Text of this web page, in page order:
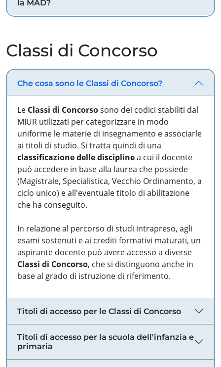
la MAD?
Classi di Concorso
Che cosa sono le Classi di Concorso?
Le Classi di Concorsosono dei codici stabiliti dal
MIUR utilizzati per categorizzare in modo
uniforme le materie di insegnamento e associarle
ai titoli di studio. Si tratta quindi di una
classificazione delle disciplinea cui il docente
può accedere in base alla laurea che possiede
(Magistrale, Specialistica, Vecchio Ordinamento, a
ciclo unico) e all'eventuale titolo di abilitazione
che ha conseguito.
In relazione al percorso di studi intrapreso, agli
esami sostenuti e ai crediti formativi maturati, un
aspirante docente può avere accesso a diverse
Classi di Concorso, che si distinguono anche in
base al grado di istruzione di riferimento.
Titoli di accesso per le Classi di Concorso
Titoli di accesso per la scuola dell'infanzia e
primaria